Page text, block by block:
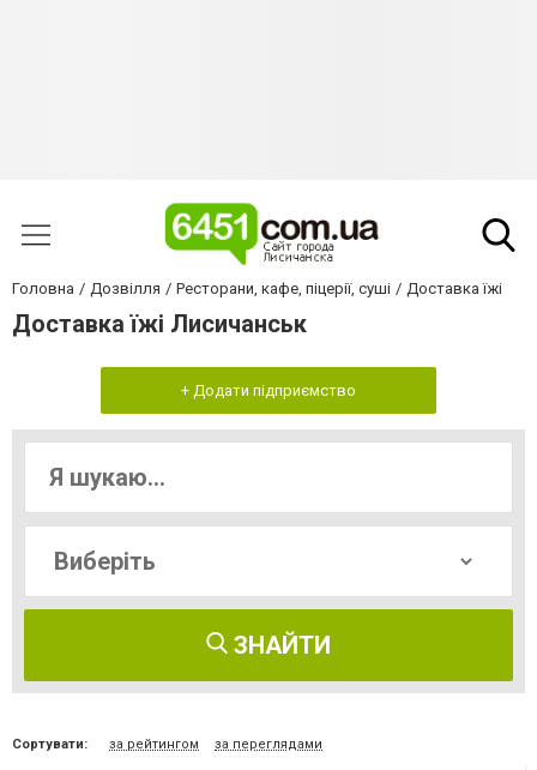
Головна Дозвілля Ресторани, кафе, піцерії, суші Доставка їжі
Доставка їжі Лисичанськ
+ Додати підприємство
ЗНАЙТИ
Сортувати: за рейтингом за переглядами